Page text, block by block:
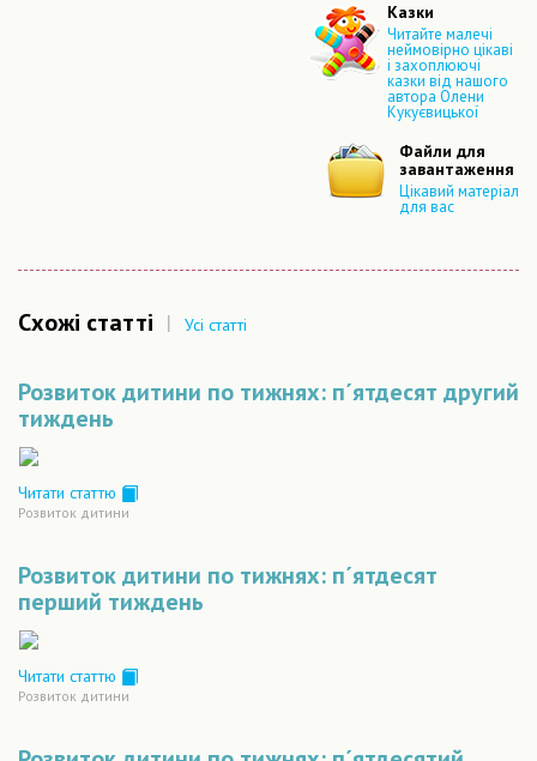
Казки
Читайте малечі
неймовірно цікаві
і захоплюючі
казки від нашого
автора Олени
Кукуєвицької
Файли для
завантаження
Цікавий матеріал
для вас
Схожі статті | Усі статті
Розвиток дитини по тижнях: п´ятдесят другий
тиждень
Читати статтю
Розвиток дитини
Розвиток дитини по тижнях: п´ятдесят
перший тиждень
Читати статтю
Розвиток дитини